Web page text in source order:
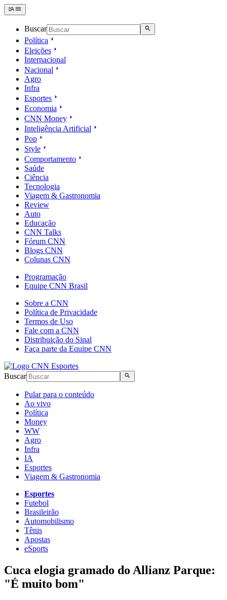
Buscar
Política
Eleições
Internacional
Nacional
Agro
Infra
Esportes
Economia
CNN Money
Inteligência Artificial
Pop
Style
Comportamento
Saúde
Ciência
Tecnologia
Viagem & Gastronomia
Review
Auto
Educação
CNN Talks
Fórum CNN
Blogs CNN
Colunas CNN
Programação
Equipe CNN Brasil
Sobre a CNN
Política de Privacidade
Termos de Uso
Fale com a CNN
Distribuição do Sinal
Faça parte da Equipe CNN
Buscar
Pular para o conteúdo
Ao vivo
Política
Money
WW
Agro
Infra
IA
Esportes
Viagem & Gastronomia
Esportes
Futebol
Brasileirão
Automobilismo
Tênis
Apostas
eSports
Cuca elogia gramado do Allianz Parque:
"É muito bom"